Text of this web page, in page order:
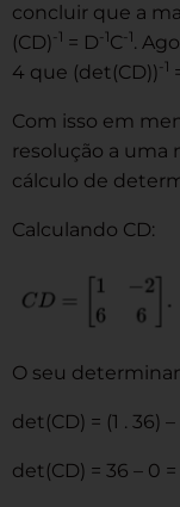
concluir que a
(CD)-1 = D-1C-1.
4 que (det(CD))-1
Com isso em
resolução a uma
cálculo de
Calculando CD:
O seu
det(CD) = (1 . 36)
det(CD) = 36 – 0 =